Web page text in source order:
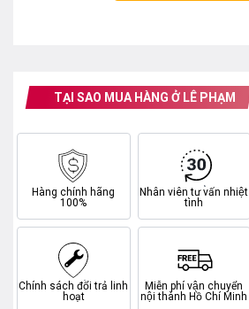
TẠI SAO MUA HÀNG Ở LÊ PHẠM
Hàng chính hãng
100%
Nhân viên tư vấn nhiệt
tình
Chính sách đổi trả linh
hoạt
Miễn phí vận chuyển
nội thành Hồ Chí Minh